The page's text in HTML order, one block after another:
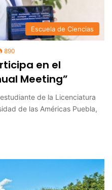
Escuela de Ciencias
890
en el
Meeting”
de la Licenciatura
de las Américas Puebla,